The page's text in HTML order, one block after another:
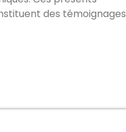
des témoignages